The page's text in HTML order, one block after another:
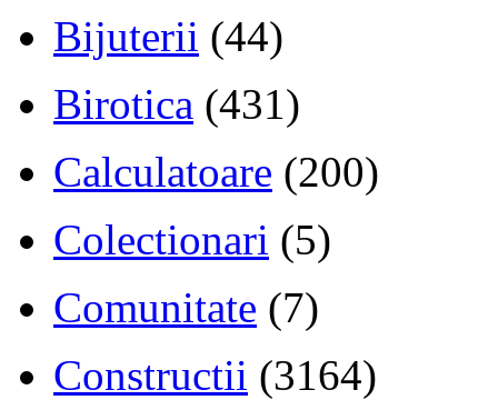
Bijuterii (44)
Birotica (431)
Calculatoare (200)
Colectionari (5)
Comunitate (7)
Constructii (3164)